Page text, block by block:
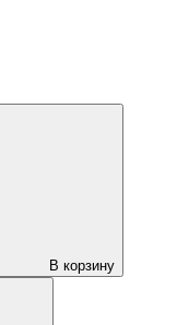
В корзину